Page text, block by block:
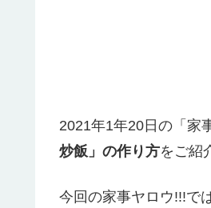
2021年1年20日の「家
炒飯」の作り方をご紹
今回の家事ヤロウ!!!では